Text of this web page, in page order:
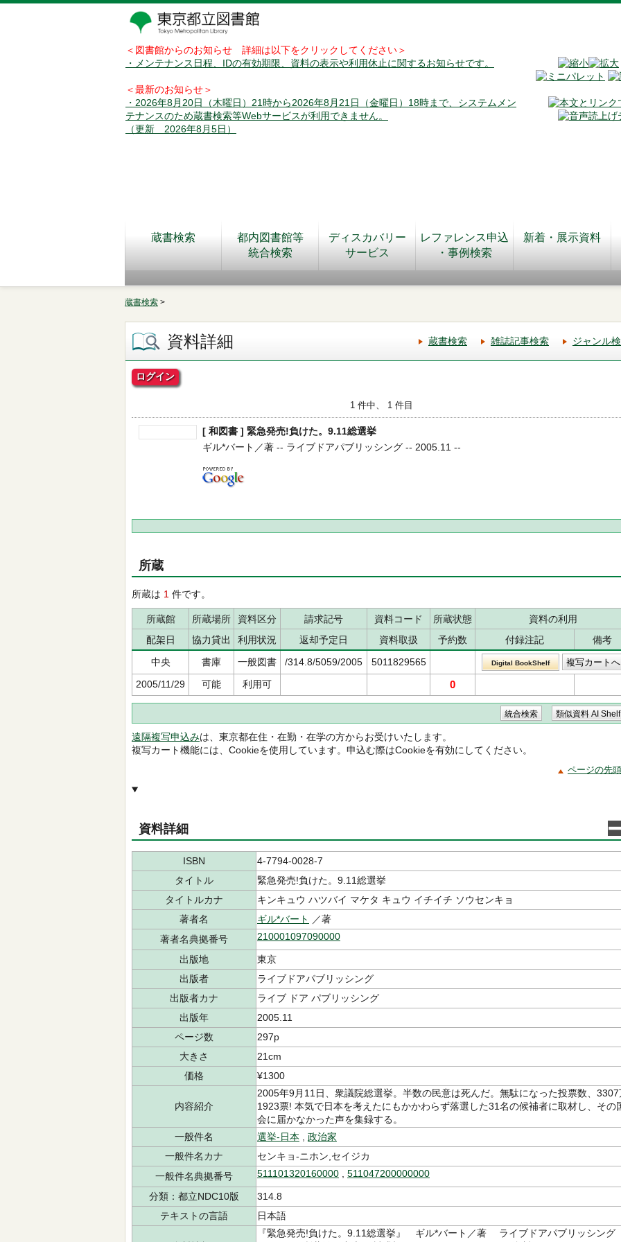
＜図書館からのお知らせ 詳細は以下をクリックしてください＞
・メンテナンス日程、IDの有効期限、資料の表示や利用休止に関するお知らせです。
＜最新のお知らせ＞
・2026年8月20日（木曜日）21時から2026年8月21日（金曜日）18時まで、システムメン
テナンスのため蔵書検索等Webサービスが利用できません。
（更新 2026年8月5日）
蔵書検索
都内図書館等
統合検索
ディスカバリー
サービス
レファレンス申込
・事例検索
新着・展示資料
蔵書検索 >
資料詳細 蔵書検索 雑誌記事検索 ジャンル
ログイン
1 件中、 1 件目
[ 和図書 ] 緊急発売!負けた。9.11総選挙
ギル*バート／著 -- ライブドアパブリッシング -- 2005.11 --
所蔵
所蔵は 1 件です。
所蔵館 所蔵場所 資料区分 請求記号 資料コード 所蔵状態
資料の利用
配架日
協力貸出 利用状況 返却予定日 資料取扱 予約数 付録注記
備考
中央
書庫 一般図書 /314.8/5059/2005 5011829565 Digital BookShelf
2005/11/29 可能 利用可 0
遠隔複写申込みは、東京都在住・在勤・在学の方からお受けいたします。
複写カート機能には、Cookieを使用しています。申込む際はCookieを有効にしてください。
ページの先
資料詳細
ISBN
4-7794-0028-7
タイトル
緊急発売!負けた。9.11総選挙
タイトルカナ
キンキュウ ハツバイ マケタ キュウ イチイチ ソウセンキョ
著者名
ギル*バート
／著
著者名典拠番号
210001097090000
出版地
東京
出版者
ライブドアパブリッシング
出版者カナ
ライブ ドア パブリッシング
出版年
2005.11
ページ数
297p
大きさ
21cm
価格
¥1300
内容紹介
2005年9月11日、衆議院総選挙。半数の民意は死んだ。無駄になった投票数、3307
1923票! 本気で日本を考えたにもかかわらず落選した31名の候補者に取材し、その
会に届かなかった声を集録する。
一般件名
選挙-日本
政治家
一般件名カナ
センキョ-ニホン,セイジカ
一般件名典拠番号
511101320160000 511047200000000
分類：都立NDC10版
314.8
テキストの言語
日本語
『緊急発売!負けた。9.11総選挙』 ギル*バート／著 ライブドアパブリッシン